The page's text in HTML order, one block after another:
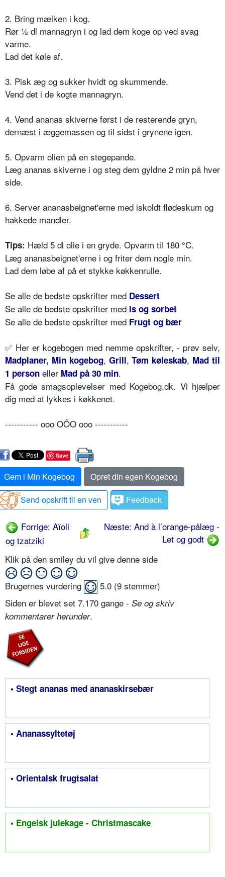
2. Bring mælken i kog.
Rør ½ dl mannagryn i og lad dem koge op ved svag
varme.
Lad det køle af.
3. Pisk æg og sukker hvidt og skummende.
Vend det i de kogte mannagryn.
4. Vend ananas skiverne først i de resterende gryn,
dernæst i æggemassen og til sidst i grynene igen.
5. Opvarm olien på en stegepande.
Læg ananas skiverne i og steg dem gyldne 2 min på hver
side.
6. Server ananasbeignet'erne med iskoldt flødeskum og
hakkede mandler.
Tips: Hæld 5 dl olie i en gryde. Opvarm til 180 °C.
Læg ananasbeignet'erne i og friter dem nogle min.
Lad dem løbe af på et stykke køkkenrulle.
Se alle de bedste opskrifter med Dessert
Se alle de bedste opskrifter med Is og sorbet
Se alle de bedste opskrifter med Frugt og bær
✅ Her er kogebogen med nemme opskrifter, - prøv selv,
Madplaner, Min kogebog, Grill,Tøm køleskab, Mad til
1 person eller Mad på 30 min.
Få gode smagsoplevelser med Kogebog.dk. Vi hjælper
dig med at lykkes i køkkenet.
----------- ooo OÔO ooo -----------
Save
Gem i Min Kogebog
Opret din egen Kogebog
Send opskrift til en ven
Feedback
Forrige: Aïoli
og tzatziki
Næste: And à l’orange-pålæg -
Let og godt
Klik på den smiley du vil give denne side
Brugernes vurdering 5.0 (9 stemmer)
Siden er blevet set 7.170 gange - Se og skriv
kommentarer herunder.
• Stegt ananas med ananaskirsebær
• Ananassyltetøj
• Orientalsk frugtsalat
• Engelsk julekage - Christmascake